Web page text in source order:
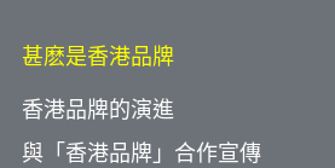
甚麽是香港品牌
香港品牌的演進
與「香港品牌」合作宣傳